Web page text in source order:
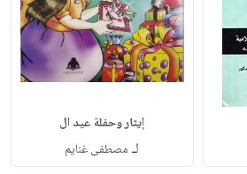
إيثار وحفلة عيد ال
لـ مصطفى غنايم